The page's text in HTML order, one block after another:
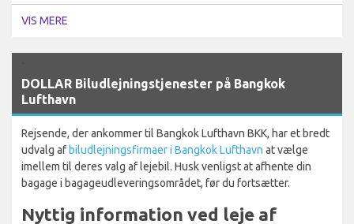
VIS MERE
DOLLAR Biludlejningstjenester på Bangkok
Lufthavn
Rejsende, der ankommer til Bangkok Lufthavn BKK, har et bredt
udvalg afbiludlejningsfirmaer i Bangkok Lufthavn at vælge
imellem til deres valg af lejebil. Husk venligst at afhente din
bagage i bagageudleveringsområdet, før du fortsætter.
Nyttig information ved leje af